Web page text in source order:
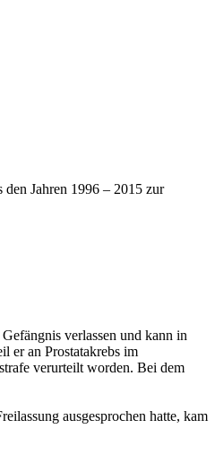
Jahren 1996 – 2015 zur
verlassen und kann in
er an Prostatakrebs im
verurteilt worden. Bei dem
ausgesprochen hatte, kam